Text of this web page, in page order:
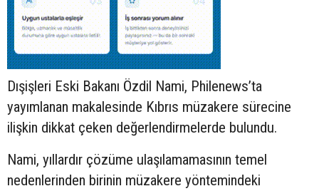
Dışişleri Eski Bakanı Özdil Nami, Philenews’ta
yayımlanan makalesinde Kıbrıs müzakere sürecine
ilişkin dikkat çeken değerlendirmelerde bulundu.
Nami, yıllardır çözüme ulaşılamamasının temel
nedenlerinden birinin müzakere yöntemindeki